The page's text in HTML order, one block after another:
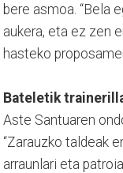
bere asmoa. “Bela
aukera, eta ez zen
hasteko
Bateletik
Aste Santuaren
“Zarauzko taldeak
arraunlari eta